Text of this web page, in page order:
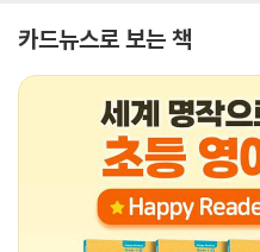
카드뉴스로 보는 책